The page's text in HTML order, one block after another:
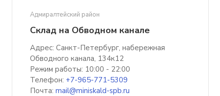
Адмиралтейский район
Склад на Обводном канале
Адрес: Санкт-Петербург, набережная
Обводного канала, 134к12
Режим работы: 10:00 - 22:00
Телефон: +7-965-771-5309
Почта: mail@miniskald-spb.ru